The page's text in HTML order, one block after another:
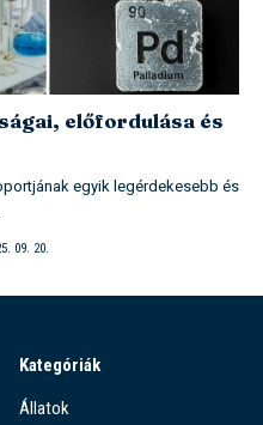
előfordulása és
egyik legérdekesebb és
09. 20.
Kategóriák
Állatok